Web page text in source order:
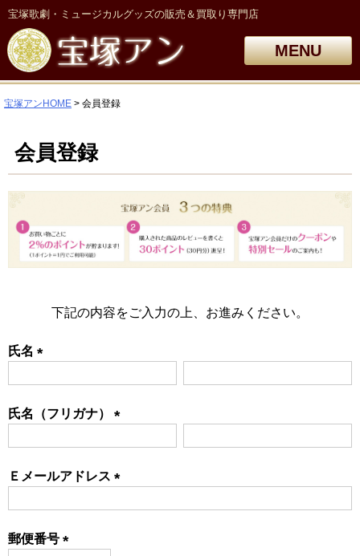
宝塚歌劇・ミュージカルグッズの販売＆買取り専門店
MENU
宝塚アンHOME 会員登録
会員登録
下記の内容をご入力の上、お進みください。
氏名
氏名（フリガナ）
Ｅメールアドレス
郵便番号